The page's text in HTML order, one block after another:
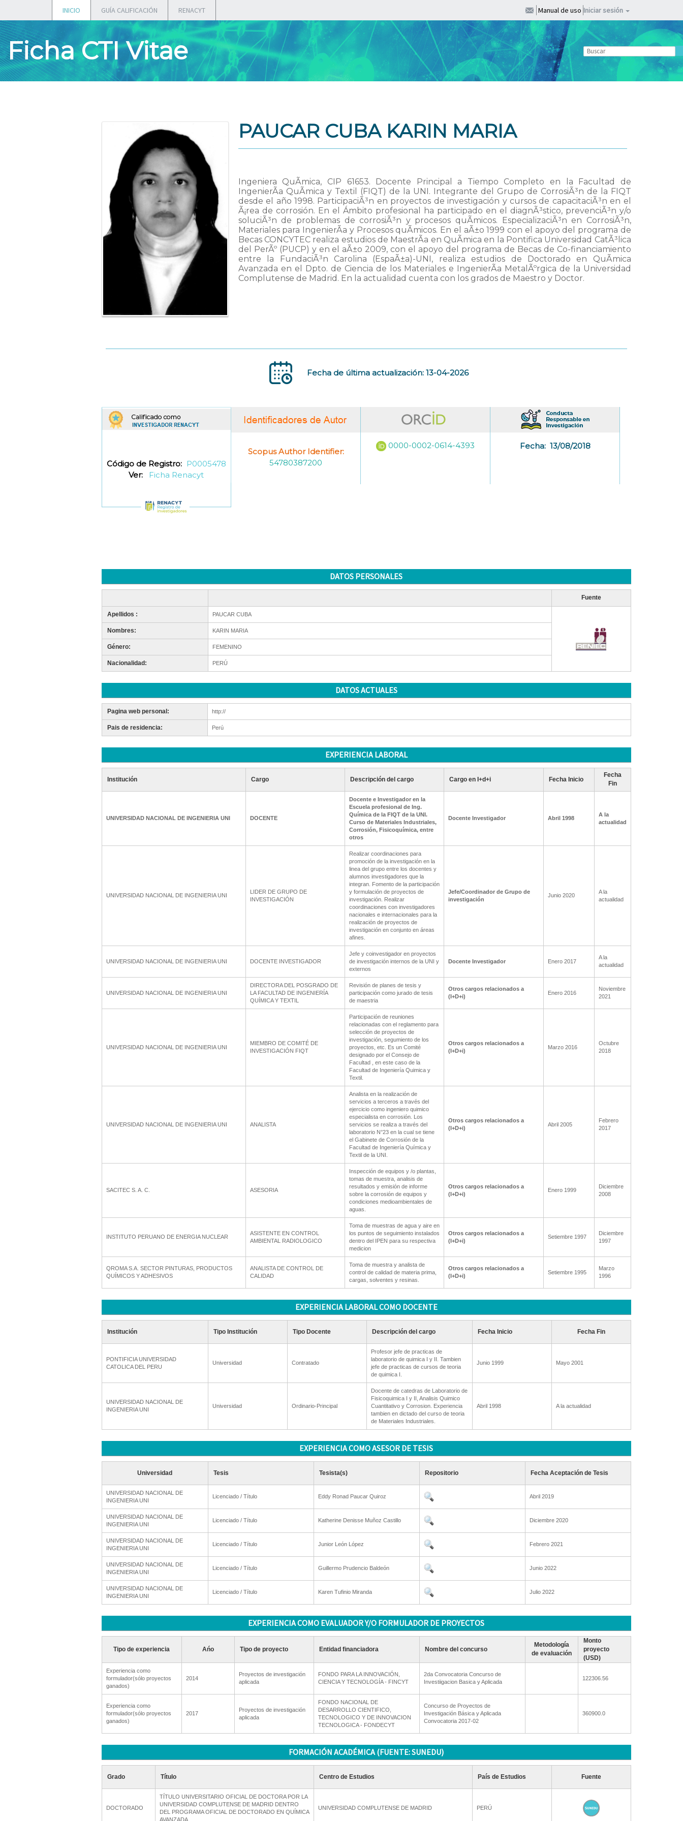
INICIO GUÍA CALIFICACIÓN RENACYT Manual de uso Iniciar sesión
Ficha CTI Vitae
PAUCAR CUBA KARIN MARIA
Ingeniera QuÃ­mica, CIP 61653. Docente Principal a Tiempo Completo en la Facultad de
IngenierÃ­a QuÃ­mica y Textil (FIQT) de la UNI. Integrante del Grupo de CorrosiÃ³n de la FIQT
desde el año 1998. ParticipaciÃ³n en proyectos de investigación y cursos de capacitaciÃ³n en el
Ã¡rea de corrosión. En el Ámbito profesional ha participado en el diagnÃ³stico, prevenciÃ³n y/o
soluciÃ³n de problemas de corrosiÃ³n y procesos quÃ­micos. EspecializaciÃ³n en CorrosiÃ³n,
Materiales para IngenierÃ­a y Procesos quÃ­micos. En el aÃ±o 1999 con el apoyo del programa de
Becas CONCYTEC realiza estudios de MaestrÃ­a en QuÃ­mica en la Pontifica Universidad CatÃ³lica
del PerÃº (PUCP) y en el aÃ±o 2009, con el apoyo del programa de Becas de Co-financiamiento
entre la FundaciÃ³n Carolina (EspaÃ±a)-UNI, realiza estudios de Doctorado en QuÃ­mica
Avanzada en el Dpto. de Ciencia de los Materiales e IngenierÃ­a MetalÃºrgica de la Universidad
Complutense de Madrid. En la actualidad cuenta con los grados de Maestro y Doctor.
Fecha de última actualización: 13-04-2026
Código de Registro: P0005478
Ver:
Ficha Renacyt
Scopus Author Identifier:
54780387200
0000-0002-0614-4393 Fecha: 13/08/2018
DATOS PERSONALES
Fuente
Apellidos : PAUCAR CUBA
Nombres: KARIN MARIA
Género: FEMENINO
Nacionalidad: PERÚ
DATOS ACTUALES
Pagina web personal: http://
Pais de residencia: Perú
EXPERIENCIA LABORAL
Institución Cargo Descripción del cargo Cargo en I+d+i Fecha Inicio
Fecha
Fin
UNIVERSIDAD NACIONAL DE INGENIERIA UNI DOCENTE
Docente e Investigador en la
Escuela profesional de Ing.
Química de la FIQT de la UNI.
Curso de Materiales Industriales,
Corrosión, Fisicoquímica, entre
otros
Docente Investigador Abril 1998
A la
actualidad
UNIVERSIDAD NACIONAL DE INGENIERIA UNI
LIDER DE GRUPO DE
INVESTIGACIÓN
Realizar coordinaciones para
promoción de la investigación en la
linea del grupo entre los docentes y
alumnos investigadores que la
integran. Fomento de la participación
y formulación de proyectos de
investigación. Realizar
coordinaciones con investigadores
nacionales e internacionales para la
realización de proyectos de
investigación en conjunto en áreas
afines.
Jefe/Coordinador de Grupo de
investigación
Junio 2020
A la
actualidad
UNIVERSIDAD NACIONAL DE INGENIERIA UNI DOCENTE INVESTIGADOR
Jefe y coinvestigador en proyectos
de investigación internos de la UNI y
externos
Docente Investigador Enero 2017
A la
actualidad
UNIVERSIDAD NACIONAL DE INGENIERIA UNI
DIRECTORA DEL POSGRADO DE
LA FACULTAD DE INGENIERÍA
QUÍMICA Y TEXTIL
Revisión de planes de tesis y
participación como jurado de tesis
de maestria
Otros cargos relacionados a
(I+D+i)
Enero 2016
Noviembre
2021
UNIVERSIDAD NACIONAL DE INGENIERIA UNI
MIEMBRO DE COMITÉ DE
INVESTIGACIÓN FIQT
Participación de reuniones
relacionadas con el reglamento para
selección de proyectos de
investigación, segumiento de los
proyectos, etc. Es un Comité
designado por el Consejo de
Facultad , en este caso de la
Facultad de Ingeniería Quimica y
Textil.
Otros cargos relacionados a
(I+D+i)
Marzo 2016
Octubre
2018
UNIVERSIDAD NACIONAL DE INGENIERIA UNI ANALISTA
Analista en la realización de
servicios a terceros a través del
ejercicio como ingeniero quimico
especialista en corrosión. Los
servicios se realiza a través del
laboratorio N°23 en la cual se tiene
el Gabinete de Corrosión de la
Facultad de Ingeniería Química y
Textil de la UNI.
Otros cargos relacionados a
(I+D+i)
Abril 2005
Febrero
2017
SACITEC S. A. C. ASESORIA
Inspección de equipos y /o plantas,
tomas de muestra, analisis de
resultados y emisión de informe
sobre la corrosión de equipos y
condiciones medioambientales de
aguas.
Otros cargos relacionados a
(I+D+i)
Enero 1999
Diciembre
2008
INSTITUTO PERUANO DE ENERGIA NUCLEAR
ASISTENTE EN CONTROL
AMBIENTAL RADIOLOGICO
Toma de muestras de agua y aire en
los puntos de seguimiento instalados
dentro del IPEN para su respectiva
medicion
Otros cargos relacionados a
(I+D+i)
Setiembre 1997
Diciembre
1997
QROMA S.A. SECTOR PINTURAS, PRODUCTOS
QUÍMICOS Y ADHESIVOS
ANALISTA DE CONTROL DE
CALIDAD
Toma de muestra y analista de
control de calidad de materia prima,
cargas, solventes y resinas.
Otros cargos relacionados a
(I+D+i)
Setiembre 1995
Marzo
1996
EXPERIENCIA LABORAL COMO DOCENTE
Institución Tipo Institución Tipo Docente Descripción del cargo Fecha Inicio Fecha Fin
PONTIFICIA UNIVERSIDAD
CATOLICA DEL PERU
Universidad Contratado
Profesor jefe de practicas de
laboratorio de quimica I y II. Tambien
jefe de practicas de cursos de teoria
de quimica I.
Junio 1999 Mayo 2001
UNIVERSIDAD NACIONAL DE
INGENIERIA UNI
Universidad Ordinario-Principal
Docente de catedras de Laboratorio de
Fisicoquimica I y II, Analisis Quimico
Cuantitativo y Corrosion. Experiencia
tambien en dictado del curso de teoria
de Materiales Industriales.
Abril 1998 A la actualidad
EXPERIENCIA COMO ASESOR DE TESIS
Universidad Tesis Tesista(s) Repositorio Fecha Aceptación de Tesis
UNIVERSIDAD NACIONAL DE
INGENIERIA UNI
Licenciado / Título Eddy Ronad Paucar Quiroz Abril 2019
UNIVERSIDAD NACIONAL DE
INGENIERIA UNI
Licenciado / Título Katherine Denisse Muñoz Castillo Diciembre 2020
UNIVERSIDAD NACIONAL DE
INGENIERIA UNI
Licenciado / Título Junior León López Febrero 2021
UNIVERSIDAD NACIONAL DE
INGENIERIA UNI
Licenciado / Título Guillermo Prudencio Baldeón Junio 2022
UNIVERSIDAD NACIONAL DE
INGENIERIA UNI
Licenciado / Título Karen Tufinio Miranda Julio 2022
EXPERIENCIA COMO EVALUADOR Y/O FORMULADOR DE PROYECTOS
Tipo de experiencia Ańo Tipo de proyecto Entidad financiadora Nombre del concurso
Metodología
de evaluación
Monto
proyecto
(USD)
Experiencia como
formulador(sólo proyectos
ganados)
2014
Proyectos de investigación
aplicada
FONDO PARA LA INNOVACIÓN,
CIENCIA Y TECNOLOGÍA - FINCYT
2da Convocatoria Concurso de
Investiigacion Basica y Aplicada
122306.56
Experiencia como
formulador(sólo proyectos
ganados)
2017
Proyectos de investigación
aplicada
FONDO NACIONAL DE
DESARROLLO CIENTIFICO,
TECNOLOGICO Y DE INNOVACION
TECNOLOGICA - FONDECYT
Concurso de Proyectos de
Investigación Básica y Aplicada
Convocatoria 2017-02
360900.0
FORMACIÓN ACADÉMICA (FUENTE: SUNEDU)
Grado Título Centro de Estudios País de Estudios Fuente
DOCTORADO
TÍTULO UNIVERSITARIO OFICIAL DE DOCTORA POR LA
UNIVERSIDAD COMPLUTENSE DE MADRID DENTRO
DEL PROGRAMA OFICIAL DE DOCTORADO EN QUÍMICA
AVANZADA
UNIVERSIDAD COMPLUTENSE DE MADRID PERÚ